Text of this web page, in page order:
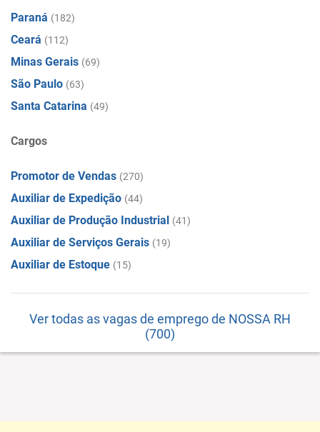
Paraná (182)
Ceará (112)
Minas Gerais (69)
São Paulo (63)
Santa Catarina (49)
Cargos
Promotor de Vendas (270)
Auxiliar de Expedição (44)
Auxiliar de Produção Industrial (41)
Auxiliar de Serviços Gerais (19)
Auxiliar de Estoque (15)
Ver todas as vagas de emprego de NOSSA RH
(700)